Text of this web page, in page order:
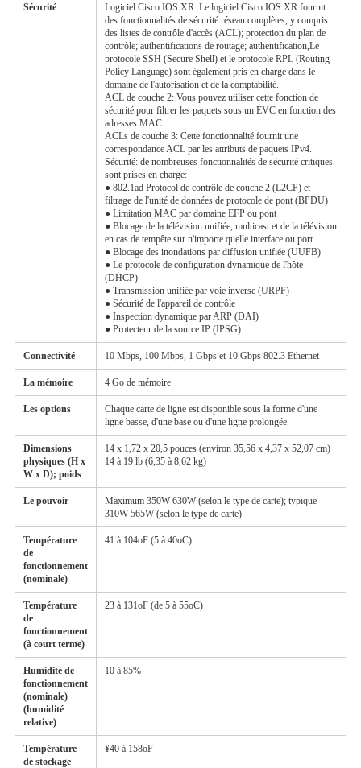
Sécurité
Logiciel Cisco IOS XR: Le logiciel Cisco IOS XR fournit
des fonctionnalités de sécurité réseau complètes, y compris
des listes de contrôle d'accès (ACL); protection du plan de
contrôle; authentifications de routage; authentification,Le
protocole SSH (Secure Shell) et le protocole RPL (Routing
Policy Language) sont également pris en charge dans le
domaine de l'autorisation et de la comptabilité.
ACL de couche 2: Vous pouvez utiliser cette fonction de
sécurité pour filtrer les paquets sous un EVC en fonction des
adresses MAC.
ACLs de couche 3: Cette fonctionnalité fournit une
correspondance ACL par les attributs de paquets IPv4.
Sécurité: de nombreuses fonctionnalités de sécurité critiques
sont prises en charge:
● 802.1ad Protocol de contrôle de couche 2 (L2CP) et
filtrage de l'unité de données de protocole de pont (BPDU)
● Limitation MAC par domaine EFP ou pont
● Blocage de la télévision unifiée, multicast et de la télévision
en cas de tempête sur n'importe quelle interface ou port
● Blocage des inondations par diffusion unifiée (UUFB)
● Le protocole de configuration dynamique de l'hôte
(DHCP)
● Transmission unifiée par voie inverse (URPF)
● Sécurité de l'appareil de contrôle
● Inspection dynamique par ARP (DAI)
● Protecteur de la source IP (IPSG)
Connectivité 10 Mbps, 100 Mbps, 1 Gbps et 10 Gbps 802.3 Ethernet
La mémoire 4 Go de mémoire
Les options
Chaque carte de ligne est disponible sous la forme d'une
ligne basse, d'une base ou d'une ligne prolongée.
Dimensions
physiques (H x
W x D); poids
14 x 1,72 x 20,5 pouces (environ 35,56 x 4,37 x 52,07 cm)
14 à 19 lb (6,35 à 8,62 kg)
Le pouvoir
Maximum 350W 630W (selon le type de carte); typique
310W 565W (selon le type de carte)
Température
de
fonctionnement
(nominale)
41 à 104oF (5 à 40oC)
Température
de
fonctionnement
(à court terme)
23 à 131oF (de 5 à 55oC)
Humidité de
fonctionnement
(nominale)
(humidité
relative)
10 à 85%
Température
de stockage
¥40 à 158oF